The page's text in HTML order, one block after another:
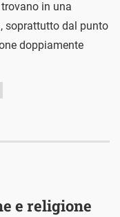
in una
soprattutto dal punto
doppiamente
e religione